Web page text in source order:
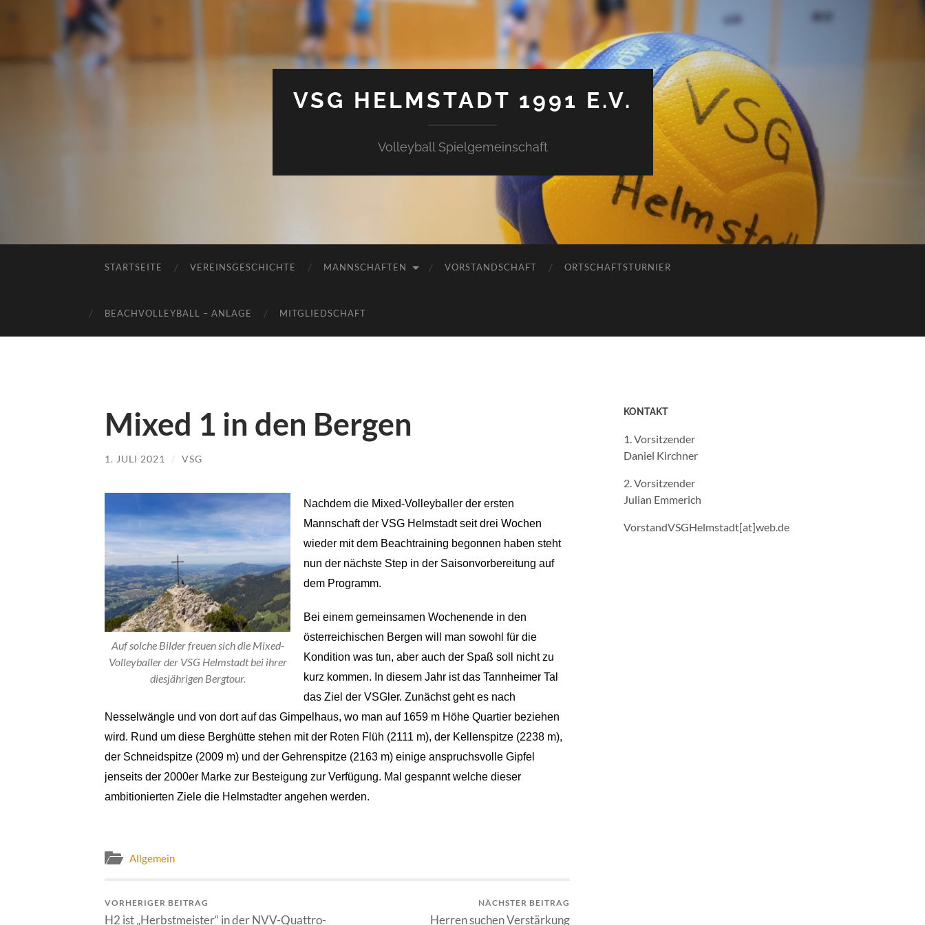
VSG HELMSTADT 1991 E.V.
Volleyball Spielgemeinschaft
STARTSEITE VEREINSGESCHICHTE MANNSCHAFTEN VORSTANDSCHAFT ORTSCHAFTSTURNIER
BEACHVOLLEYBALL – ANLAGE MITGLIEDSCHAFT
Mixed 1 in den Bergen
1. JULI 2021 / VSG
Auf solche Bilder freuen sich die Mixed-
Volleyballer der VSG Helmstadt bei ihrer
diesjährigen Bergtour.
Nachdem die Mixed-Volleyballer der ersten
Mannschaft der VSG Helmstadt seit drei Wochen
wieder mit dem Beachtraining begonnen haben steht
nun der nächste Step in der Saisonvorbereitungauf
dem Programm.
Bei einem gemeinsamen Wochenende in den
österreichischen Bergen will man sowohl für die
Kondition was tun,aber auch der Spaß soll nicht zu
kurz kommen. In diesem Jahr ist das Tannheimer Tal
das Ziel der VSGler. Zunächst geht es nach
Nesselwängle und von dort auf das Gimpelhaus, wo man auf 1659 m Höhe Quartier beziehen
wird. Rund um diese Berghütte stehen mit der Roten Flüh (2111 m), der Kellenspitze (2238 m),
der Schneidspitze (2009 m) und der Gehrenspitze (2163 m) einige anspruchsvolle Gipfel
jenseits der 2000er Marke zur Besteigung zur Verfügung. Mal gespannt welche dieser
ambitionierten Ziele die Helmstadter angehen werden.
Allgemein
VORHERIGER BEITRAG
H2 ist „Herbstmeister“ in der NVV-Quattro-
NÄCHSTER BEITRAG
Herren suchen Verstärkung
KONTAKT
1. Vorsitzender
Daniel Kirchner
2. Vorsitzender
Julian Emmerich
VorstandVSGHelmstadt[at]web.de